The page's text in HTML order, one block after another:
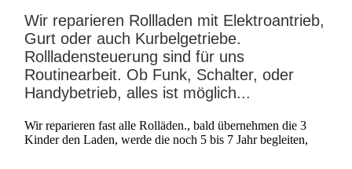
Wir reparieren Rollladen mit Elektroantrieb,
Gurt oder auch Kurbelgetriebe.
Rollladensteuerung sind für uns
Routinearbeit. Ob Funk, Schalter, oder
Handybetrieb, alles ist möglich...
Wir reparieren fast alle Rolläden., bald übernehmen die 3
Kinder den Laden, werde die noch 5 bis 7 Jahr begleiten,